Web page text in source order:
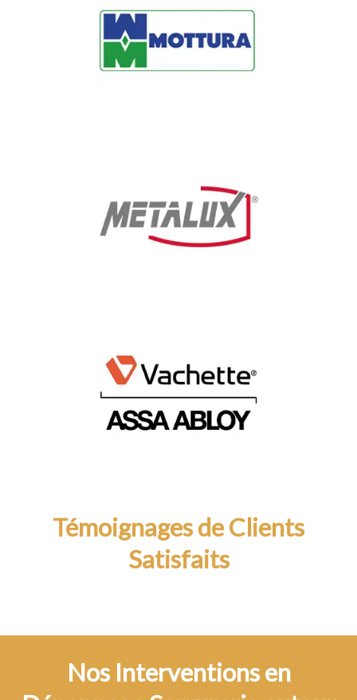
Témoignages de Clients
Satisfaits
Nos Interventions en